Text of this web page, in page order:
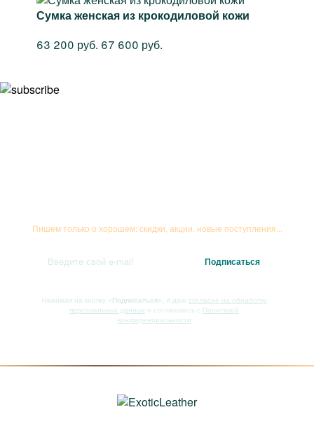
Сумка женская из крокодиловой кожи
63 200 руб. 67 600 руб.
Пишем только о хорошем: скидки, акции, новые поступления...
Нажимая на кнопку «Подписаться» , я даю согласие на обработку
персональных данных и соглашаюсь с Политикой
конфиденциальности